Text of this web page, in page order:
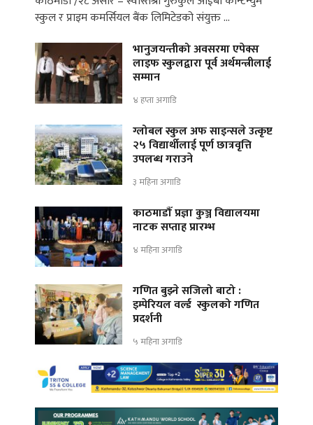
स्कुल र प्राइम कमर्सियल बैंक लिमिटेडको संयुक्त …
भानुजयन्तीको अवसरमा एपेक्स
लाइफ स्कुलद्वारा पूर्व अर्थमन्त्रीलाई
सम्मान
४ हप्ता अगाडि
ग्लोबल स्कुल अफ साइन्सले उत्कृष्ट
२५ विद्यार्थीलाई पूर्ण छात्रवृत्ति
उपलब्ध गराउने
३ महिना अगाडि
काठमाडौँ प्रज्ञा कुञ्ज विद्यालयमा
नाटक सप्ताह प्रारम्भ
४ महिना अगाडि
गणित बुझ्ने सजिलो बाटो :
इम्पेरियल वर्ल्ड स्कुलको गणित
प्रदर्शनी
५ महिना अगाडि